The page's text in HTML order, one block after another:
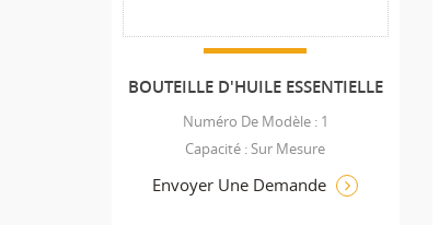
BOUTEILLE D'HUILE ESSENTIELLE
Numéro De Modèle : 1
Capacité : Sur Mesure
Envoyer Une Demande